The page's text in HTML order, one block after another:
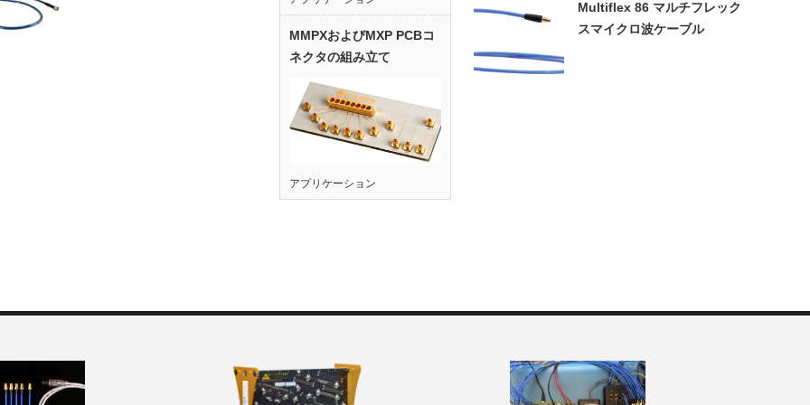
MMPXおよびMXP PCBコ
ネクタの組み立て
アプリケーション
Multiflex 86 マルチフレック
スマイクロ波ケーブル